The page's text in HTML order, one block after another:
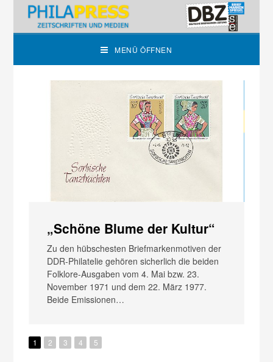
MENÜ ÖFFNEN
„Schöne Blume der Kultur“
Zu den hübschesten Briefmarkenmotiven der
DDR-Phil­atelie gehören sicherlich die beiden
Folklore-Ausgaben vom 4. Mai bzw. 23.
November 1971 und dem 22. März 1977.
Beide Emissionen…
1 2 3 4 5